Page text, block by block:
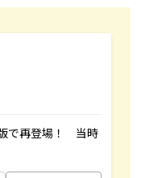
で再登場！ 当時